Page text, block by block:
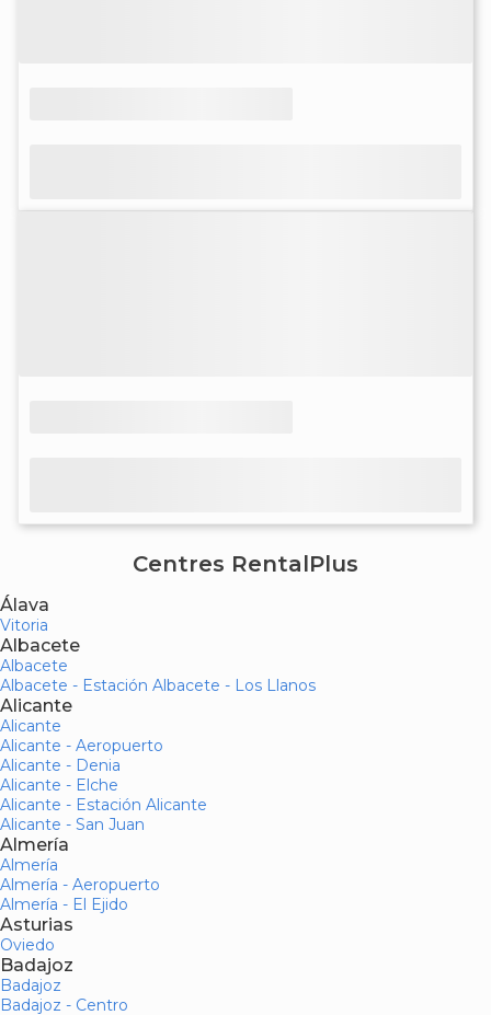
Centres RentalPlus
Álava
Vitoria
Albacete
Albacete
Albacete - Estación Albacete - Los Llanos
Alicante
Alicante
Alicante - Aeropuerto
Alicante - Denia
Alicante - Elche
Alicante - Estación Alicante
Alicante - San Juan
Almería
Almería
Almería - Aeropuerto
Almería - El Ejido
Asturias
Oviedo
Badajoz
Badajoz
Badajoz - Centro